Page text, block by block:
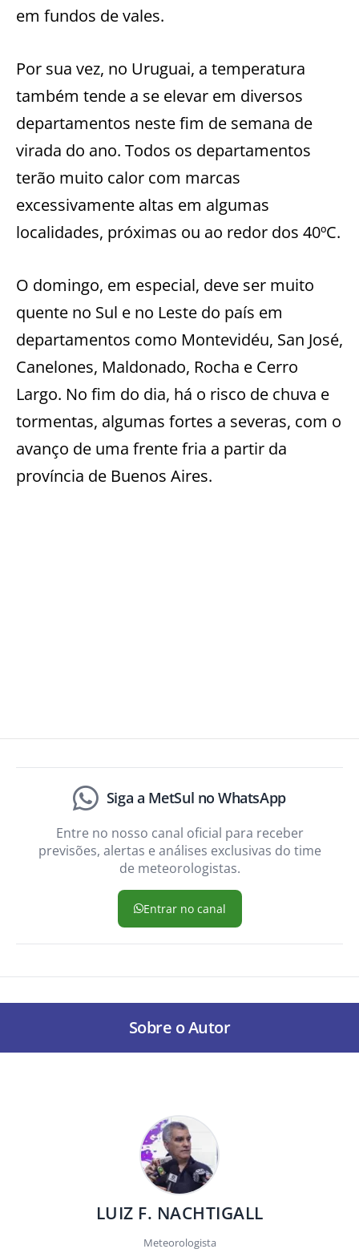
em fundos de vales.
Por sua vez, no Uruguai, a temperatura
também tende a se elevar em diversos
departamentos neste fim de semana de
virada do ano. Todos os departamentos
terão muito calor com marcas
excessivamente altas em algumas
localidades, próximas ou ao redor dos 40ºC.
O domingo, em especial, deve ser muito
quente no Sul e no Leste do país em
departamentos como Montevidéu, San José,
Canelones, Maldonado, Rocha e Cerro
Largo. No fim do dia, há o risco de chuva e
tormentas, algumas fortes a severas, com o
avanço de uma frente fria a partir da
província de Buenos Aires.
Siga a MetSul no WhatsApp
Entre no nosso canal oficial para receber
previsões, alertas e análises exclusivas do time
de meteorologistas.
Entrar no canal
Sobre o Autor
LUIZ F. NACHTIGALL
Meteorologista